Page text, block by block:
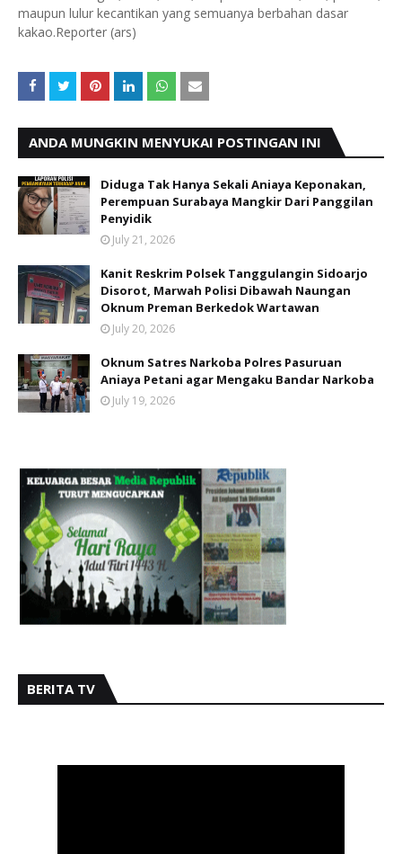
maupun lulur kecantikan yang semuanya berbahan dasar
kakao.Reporter (ars)
ANDA MUNGKIN MENYUKAI POSTINGAN INI
Diduga Tak Hanya Sekali Aniaya Keponakan,
Perempuan Surabaya Mangkir Dari Panggilan
Penyidik
July 21, 2026
Kanit Reskrim Polsek Tanggulangin Sidoarjo
Disorot, Marwah Polisi Dibawah Naungan
Oknum Preman Berkedok Wartawan
July 20, 2026
Oknum Satres Narkoba Polres Pasuruan
Aniaya Petani agar Mengaku Bandar Narkoba
July 19, 2026
BERITA TV